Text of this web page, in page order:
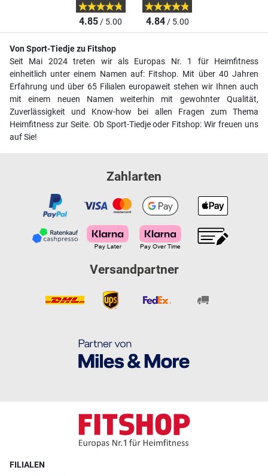
4.85/ 5.00 4.84/ 5.00
Von Sport-Tiedje zu Fitshop
Seit Mai 2024 treten wir als Europas Nr. 1 für Heimfitness
einheitlich unter einem Namen auf: Fitshop. Mit über 40 Jahren
Erfahrung und über 65 Filialen europaweit stehen wir Ihnen auch
mit einem neuen Namen weiterhin mit gewohnter Qualität,
Zuverlässigkeit und Know-how bei allen Fragen zum Thema
Heimfitness zur Seite. Ob Sport-Tiedje oder Fitshop: Wir freuen uns
auf Sie!
Zahlarten
Versandpartner
FILIALEN